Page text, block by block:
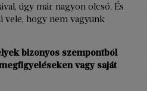
úgy már nagyon olcsó. És
vele, hogy nem vagyunk
bizonyos szempontból
vagy saját